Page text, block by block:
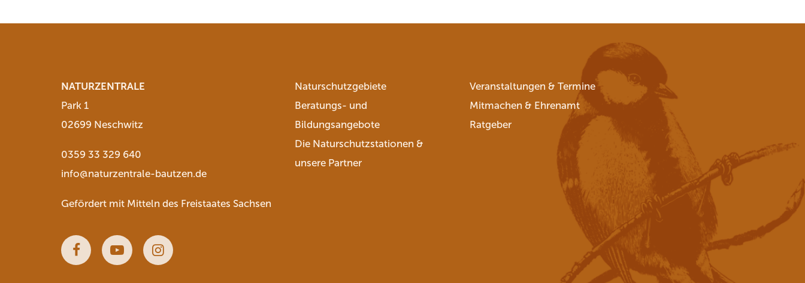
NATURZENTRALE
Park 1
02699 Neschwitz
0359 33 329 640
info@naturzentrale-bautzen.de
Gefördert mit Mitteln des Freistaates Sachsen
FacebookYoutubeInstagram
Naturschutzgebiete
Beratungs- und
Bildungsangebote
Die Naturschutzstationen &
unsere Partner
Veranstaltungen & Termine
Mitmachen & Ehrenamt
Ratgeber